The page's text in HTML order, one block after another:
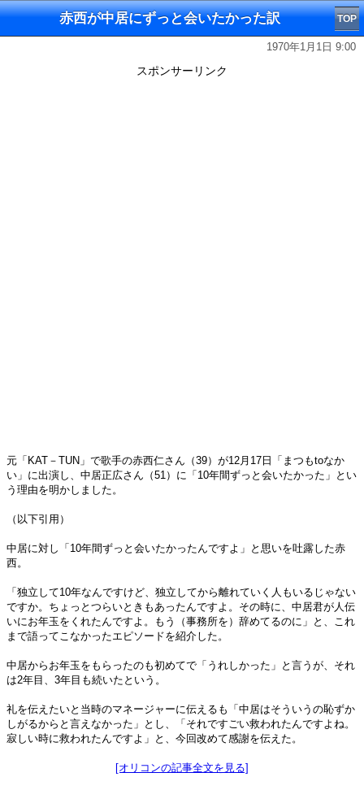
赤西が中居にずっと会いたかった訳 TOP
1970年1月1日 9:00
スポンサーリンク
元「KAT－TUN」で歌手の赤西仁さん（39）が12月17日「まつもtoなか
い」に出演し、中居正広さん（51）に「10年間ずっと会いたかった」とい
う理由を明かしました。
（以下引用）
中居に対し「10年間ずっと会いたかったんですよ」と思いを吐露した赤
西。
「独立して10年なんですけど、独立してから離れていく人もいるじゃない
ですか。ちょっとつらいときもあったんですよ。その時に、中居君が人伝
いにお年玉をくれたんですよ。もう（事務所を）辞めてるのに」と、これ
まで語ってこなかったエピソードを紹介した。
中居からお年玉をもらったのも初めてで「うれしかった」と言うが、それ
は2年目、3年目も続いたという。
礼を伝えたいと当時のマネージャーに伝えるも「中居はそういうの恥ずか
しがるからと言えなかった」とし、「それですごい救われたんですよね。
寂しい時に救われたんですよ」と、今回改めて感謝を伝えた。
[オリコンの記事全文を見る]